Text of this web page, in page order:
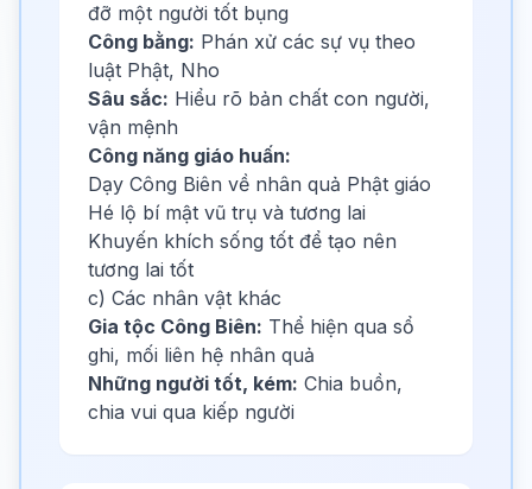
đỡ một người tốt bụng
Công bằng: Phán xử các sự vụ theo
luật Phật, Nho
Sâu sắc: Hiểu rõ bản chất con người,
vận mệnh
Công năng giáo huấn:
Dạy Công Biên về nhân quả Phật giáo
Hé lộ bí mật vũ trụ và tương lai
Khuyến khích sống tốt để tạo nên
tương lai tốt
c) Các nhân vật khác
Gia tộc Công Biên: Thể hiện qua sổ
ghi, mối liên hệ nhân quả
Những người tốt, kém: Chia buồn,
chia vui qua kiếp người